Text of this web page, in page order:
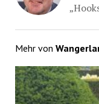
Mehr von